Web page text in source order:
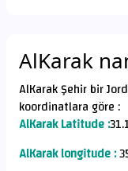
AlKarak
AlKarak Şehir bir
koordinatlara göre :
AlKarak Latitude :
AlKarak longitude :